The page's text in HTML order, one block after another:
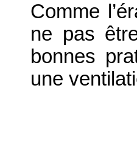
Comme
ne pas
bonnes
une